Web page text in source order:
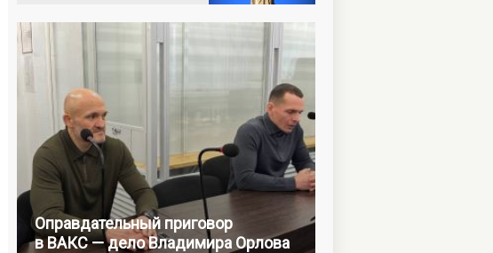
Оправдательный приговор
в ВАКС — дело Владимира Орлова